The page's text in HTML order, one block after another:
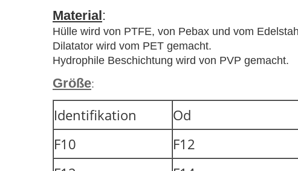
Material:
Hülle wird von PTFE, von Pebax und vom
Dilatator wird vom PET gemacht.
Hydrophile Beschichtung wird von PVP gemacht.
Größe:
Identifikation Od
F10
F12